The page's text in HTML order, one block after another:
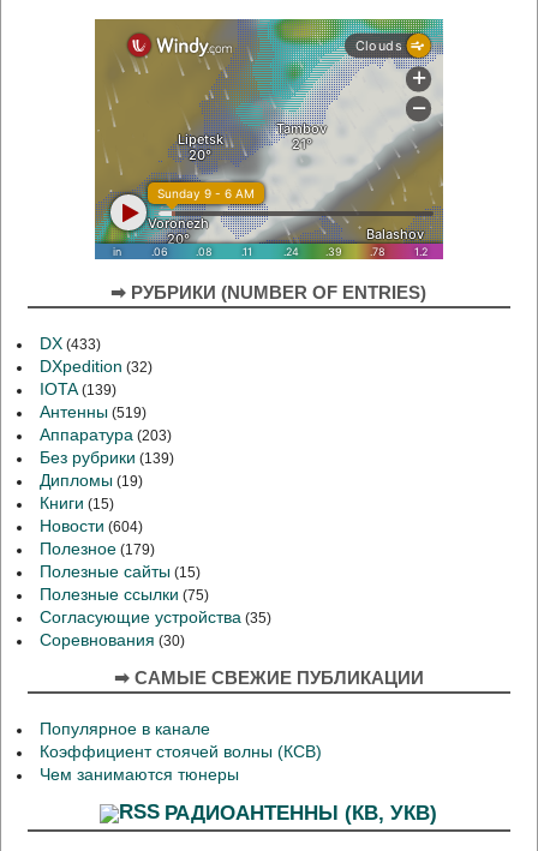
➡ РУБРИКИ (NUMBER OF ENTRIES)
DX (433)
DXpedition (32)
IOTA(139)
Антенны (519)
Аппаратура (203)
Без рубрики (139)
Дипломы (19)
Книги (15)
Новости (604)
Полезное (179)
Полезные сайты (15)
Полезные ссылки (75)
Согласующие устройства (35)
Соревнования (30)
➡ САМЫЕ СВЕЖИЕ ПУБЛИКАЦИИ
Популярное в канале
Коэффициент стоячей волны (КСВ)
Чем занимаются тюнеры
РАДИОАНТЕННЫ (КВ, УКВ)